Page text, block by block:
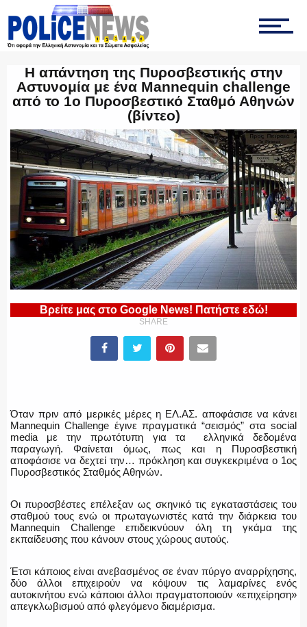
ΟΠΚΕ
ΟΜΑΔΑ “Ζ”
ΕΚΑΜ
ΥΑΤ/ΥΜΕΤ
ΕΛΛΗΝΙΚΗ ΑΣΤΥΝΟΜΙΑ
ΠΥΡΟΣΒΕΣΤΙΚΗ
Η απάντηση της Πυροσβεστικής στην
Αστυνομία με ένα Mannequin challenge
από το 1ο Πυροσβεστικό Σταθμό Αθηνών
(βίντεο)
Βρείτε μας στο Google News! Πατήστε εδώ!
SHARE
Όταν πριν από μερικές μέρες η ΕΛ.ΑΣ. αποφάσισε να κάνει
Mannequin Challenge έγινε πραγματικά “σεισμός” στα social
media με την πρωτότυπη για τα ελληνικά δεδομένα
παραγωγή. Φαίνεται όμως, πως και η Πυροσβεστική
αποφάσισε να δεχτεί την… πρόκληση και συγκεκριμένα ο 1ος
Πυροσβεστικός Σταθμός Αθηνών.
Οι πυροσβέστες επέλεξαν ως σκηνικό τις εγκαταστάσεις του
σταθμού τους ενώ οι πρωταγωνιστές κατά την διάρκεια του
Mannequin Challenge επιδεικνύουν όλη τη γκάμα της
εκπαίδευσης που κάνουν στους χώρους αυτούς.
Έτσι κάποιος είναι ανεβασμένος σε έναν πύργο αναρρίχησης,
δύο άλλοι επιχειρούν να κόψουν τις λαμαρίνες ενός
αυτοκινήτου ενώ κάποιοι άλλοι πραγματοποιούν «επιχείρηση»
απεγκλωβισμού από φλεγόμενο διαμέρισμα.